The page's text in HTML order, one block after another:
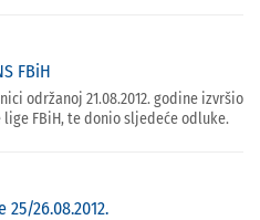
FBiH
održanoj 21.08.2012. godine izvršio
FBiH, te donio sljedeće odluke.
26.08.2012.